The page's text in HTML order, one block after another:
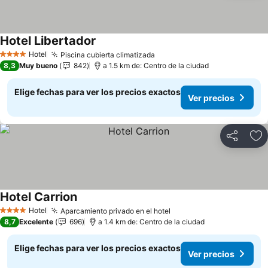
4 EstrellasHotel Piscina cubierta climatizada
Hotel Libertador
8,3 Muy bueno 842 a 1.5 km de: Centro de la ciudad
Elige fechas para ver los precios exactos
Ver precios
Compartir
4 EstrellasHotel Aparcamiento privado en el hotel
Hotel CarrionVer precios
8,7 Excelente 696 a 1.4 km de: Centro de la ciudad
Elige fechas para ver los precios exactos
Ver precios